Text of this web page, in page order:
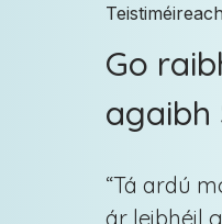
Go
agaibh
“Tá ardú
ár leibhéil